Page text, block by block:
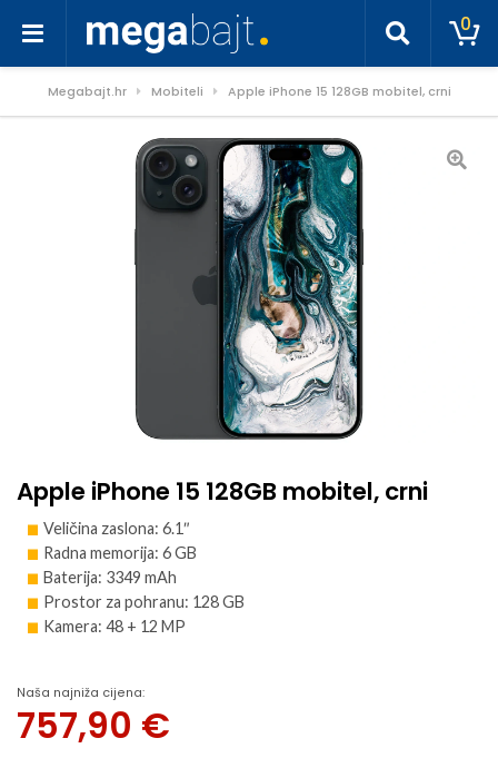
0
Megabajt.hr Mobiteli Apple iPhone 15 128GB mobitel, crni
Apple iPhone 15 128GB mobitel, crni
Veličina zaslona: 6.1″
Radna memorija: 6 GB
Baterija: 3349 mAh
Prostor za pohranu: 128 GB
Kamera: 48 + 12 MP
Naša najniža cijena:
757,90 €